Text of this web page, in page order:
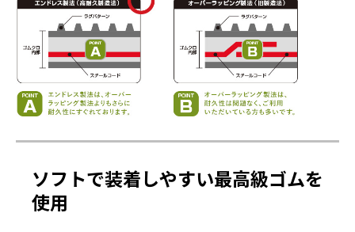
ソフトで装着しやすい最高級ゴムを
使用